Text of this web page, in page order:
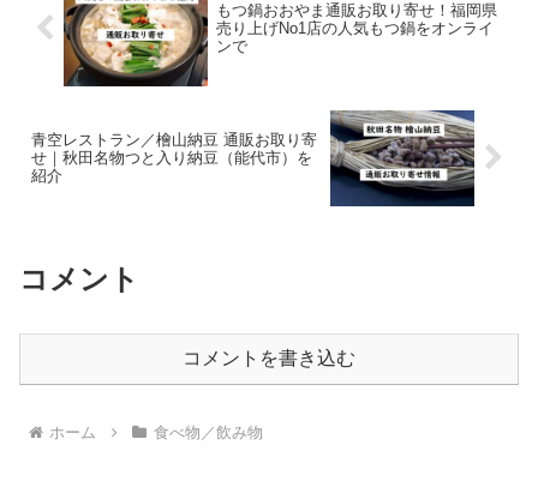
もつ鍋おおやま通販お取り寄せ！福岡県
売り上げNo1店の人気もつ鍋をオンライ
ンで
青空レストラン／檜山納豆 通販お取り寄
せ｜秋田名物つと入り納豆（能代市）を
紹介
コメント
コメントを書き込む
ホーム 食べ物／飲み物